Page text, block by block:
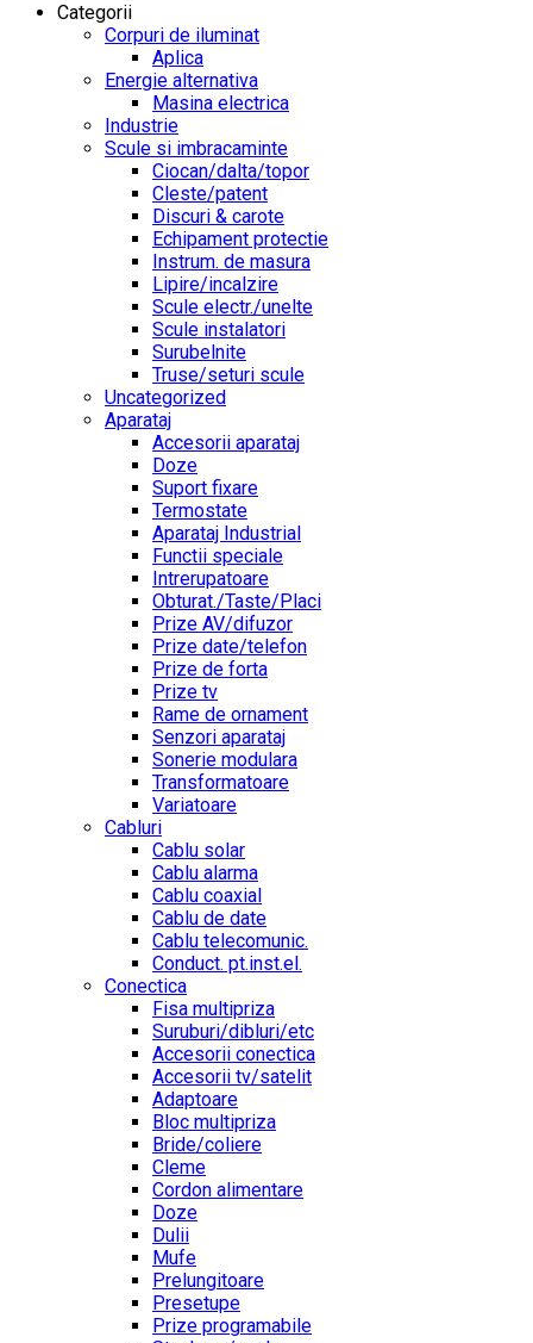
Categorii
Corpuri de iluminat
Aplica
Energie alternativa
Masina electrica
Industrie
Scule si imbracaminte
Ciocan/dalta/topor
Cleste/patent
Discuri & carote
Echipament protectie
Instrum. de masura
Lipire/incalzire
Scule electr./unelte
Scule instalatori
Surubelnite
Truse/seturi scule
Uncategorized
Aparataj
Accesorii aparataj
Doze
Suport fixare
Termostate
Aparataj Industrial
Functii speciale
Intrerupatoare
Obturat./Taste/Placi
Prize AV/difuzor
Prize date/telefon
Prize de forta
Prize tv
Rame de ornament
Senzori aparataj
Sonerie modulara
Transformatoare
Variatoare
Cabluri
Cablu solar
Cablu alarma
Cablu coaxial
Cablu de date
Cablu telecomunic.
Conduct. pt.inst.el.
Conectica
Fisa multipriza
Suruburi/dibluri/etc
Accesorii conectica
Accesorii tv/satelit
Adaptoare
Bloc multipriza
Bride/coliere
Cleme
Cordon alimentare
Doze
Dulii
Mufe
Prelungitoare
Presetupe
Prize programabile